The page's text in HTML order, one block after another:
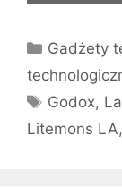
Kategorie
Gadżety
Tagi
Godox,
Litemons LA,